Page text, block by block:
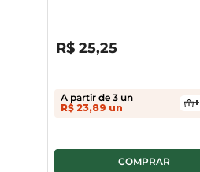
R$ 25,25
A partir de 3un
R$ 23,89 un +